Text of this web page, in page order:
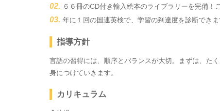
６６冊のCD付き輸入絵本のライブラリーを完備！
年に１回の国連英検で、学習の到達度を診断できま
指導方針
言語の習得には、順序とバランスが大切。まずは、た
身につけていきます。
カリキュラム